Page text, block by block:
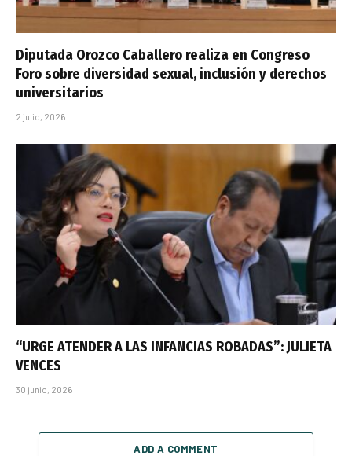
Diputada Orozco Caballero realiza en Congreso
Foro sobre diversidad sexual, inclusión y derechos
universitarios
2 julio, 2026
“URGE ATENDER A LAS INFANCIAS ROBADAS”: JULIETA
VENCES
30 junio, 2026
ADD A COMMENT